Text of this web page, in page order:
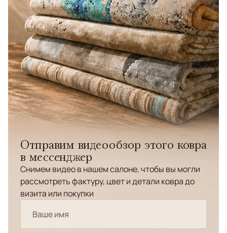
Отправим видеообзор этого ковра
в мессенджер
Снимем видео в нашем салоне, чтобы вы могли
рассмотреть фактуру, цвет и детали ковра до
визита или покупки